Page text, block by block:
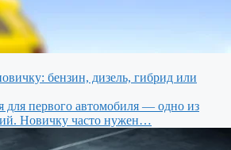
бензин, дизель, гибрид или
для первого автомобиля — одно из
Новичку часто нужен…